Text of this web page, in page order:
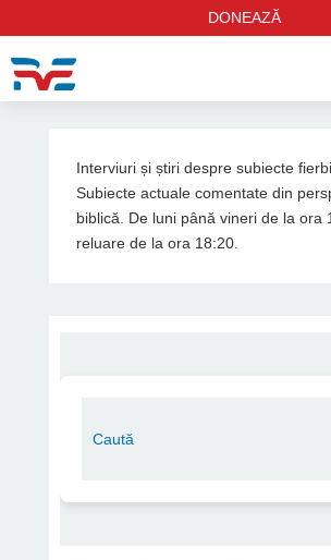
DONEAZĂ
Interviuri și știri despre subiecte
Subiecte actuale comentate din
biblică. De luni până vineri de la ora
reluare de la ora 18:20.